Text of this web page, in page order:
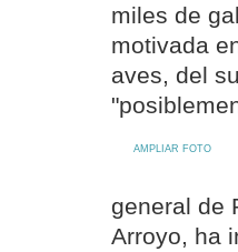
miles de
motivada
aves, del
AMPLIAR FOTO
general de
Arroyo, ha